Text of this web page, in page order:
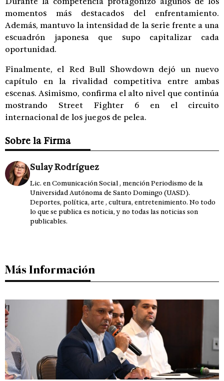
momentos más destacados del enfrentamiento.
Además, mantuvo la intensidad de la serie frente a una
escuadrón japonesa que supo capitalizar cada
oportunidad.
Finalmente, el Red Bull Showdown dejó un nuevo
capítulo en la rivalidad competitiva entre ambas
escenas. Asimismo, confirma el alto nivel que continúa
mostrando Street Fighter 6 en el circuito
internacional de los juegos de pelea.
Sobre la Firma
Sulay Rodríguez
Lic. en Comunicación Social , mención Periodismo de la
Universidad Autónoma de Santo Domingo (UASD).
Deportes, política, arte , cultura, entretenimiento. No todo
lo que se publica es noticia, y no todas las noticias son
publicables.
Más Información